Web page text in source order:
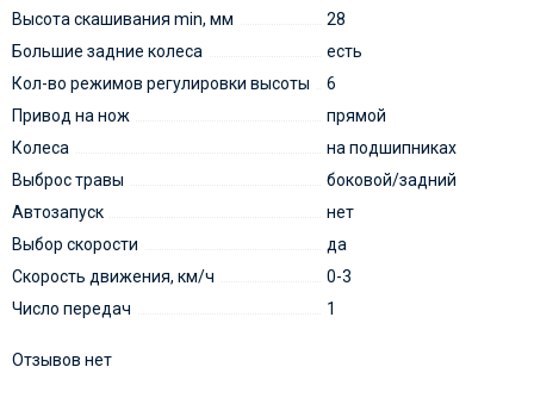
Высота скашивания min, мм
28
Большие задние колеса
есть
Кол-во режимов регулировки высоты
6
Привод на нож
прямой
Колеса
на подшипниках
Выброс травы
боковой/задний
Автозапуск
нет
Выбор скорости
да
Скорость движения, км/ч
0-3
Число передач
1
Отзывов нет